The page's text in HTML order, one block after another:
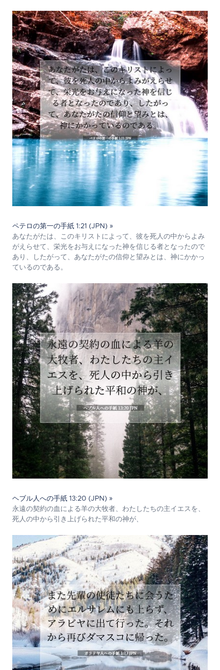
ペテロの第一の手紙 1:21 (JPN) »
あなたがたは、このキリストによって、彼を死人の中からよみ
がえらせて、栄光をお与えになった神を信じる者となったので
あり、したがって、あなたがたの信仰と望みとは、神にかかっ
ているのである。
ヘブル人への手紙 13:20 (JPN) »
永遠の契約の血による羊の大牧者、わたしたちの主イエスを、
死人の中から引き上げられた平和の神が、